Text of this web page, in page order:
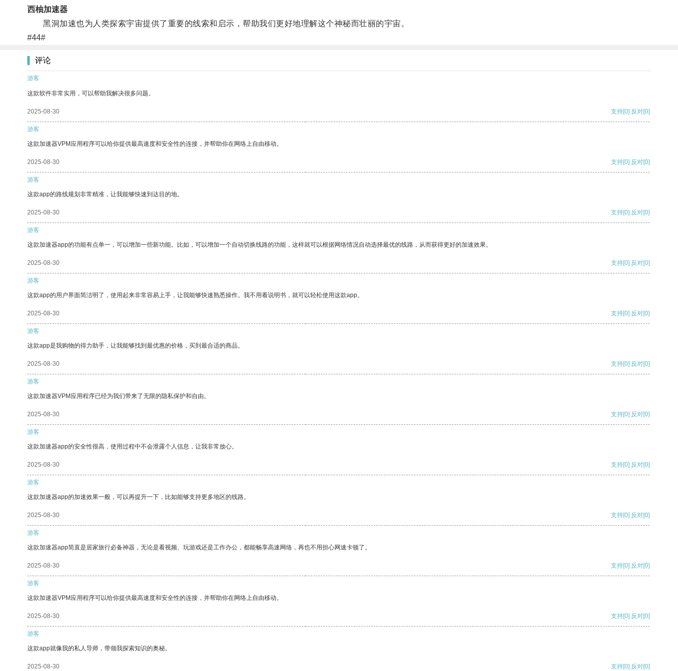
西柚加速器
黑洞加速也为人类探索宇宙提供了重要的线索和启示，帮助我们更好地理解这个神秘而壮丽的宇宙。
#44#
评论
游客
这款软件非常实用，可以帮助我解决很多问题。
2025-08-30 支持[0] 反对[0]
游客
这款加速器VPM应用程序可以给你提供最高速度和安全性的连接，并帮助你在网络上自由移动。
2025-08-30 支持[0] 反对[0]
游客
这款app的路线规划非常精准，让我能够快速到达目的地。
2025-08-30 支持[0] 反对[0]
游客
这款加速器app的功能有点单一，可以增加一些新功能。比如，可以增加一个自动切换线路的功能，这样就可以根据网络情况自动选择最优的线路，从而获得更好的加速效果。
2025-08-30 支持[0] 反对[0]
游客
这款app的用户界面简洁明了，使用起来非常容易上手，让我能够快速熟悉操作。我不用看说明书，就可以轻松使用这款app。
2025-08-30 支持[0] 反对[0]
游客
这款app是我购物的得力助手，让我能够找到最优惠的价格，买到最合适的商品。
2025-08-30 支持[0] 反对[0]
游客
这款加速器VPM应用程序已经为我们带来了无限的隐私保护和自由。
2025-08-30 支持[0] 反对[0]
游客
这款加速器app的安全性很高，使用过程中不会泄露个人信息，让我非常放心。
2025-08-30 支持[0] 反对[0]
游客
这款加速器app的加速效果一般，可以再提升一下，比如能够支持更多地区的线路。
2025-08-30 支持[0] 反对[0]
游客
这款加速器app简直是居家旅行必备神器，无论是看视频、玩游戏还是工作办公，都能畅享高速网络，再也不用担心网速卡顿了。
2025-08-30 支持[0] 反对[0]
游客
这款加速器VPM应用程序可以给你提供最高速度和安全性的连接，并帮助你在网络上自由移动。
2025-08-30 支持[0] 反对[0]
游客
这款app就像我的私人导师，带领我探索知识的奥秘。
2025-08-30 支持[0] 反对[0]